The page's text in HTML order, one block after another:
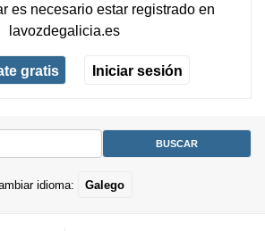
es necesario estar registradoen
lavozdegalicia.es
gratis Iniciar sesión
idioma: Galego